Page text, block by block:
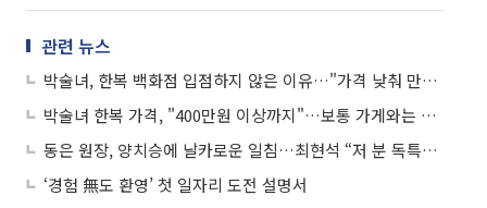
관련 뉴스
박술녀, 한복 백화점 입점하지 않은 이유…"가격 낮춰 만들고 싶지 않아"
박술녀 한복 가격, "400만원 이상까지"…보통 가게와는 다르다
동은 원장, 양치승에 날카로운 일침…최현석 “저 분 독특하네”
‘경험 無도 환영’ 첫 일자리 도전 설명서